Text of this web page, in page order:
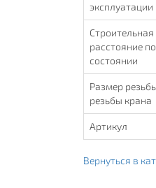
эксплуатации
расстояние
состоянии
Размер
резьбы крана
Артикул
Вернуться в